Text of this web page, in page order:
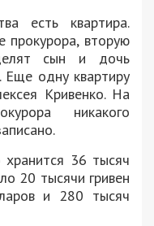
есть квартира.
прокурора, вторую
сын и дочь
Еще одну квартиру
Кривенко. На
никакого
36 тысяч
20 тысячи гривен
и 280 тысяч